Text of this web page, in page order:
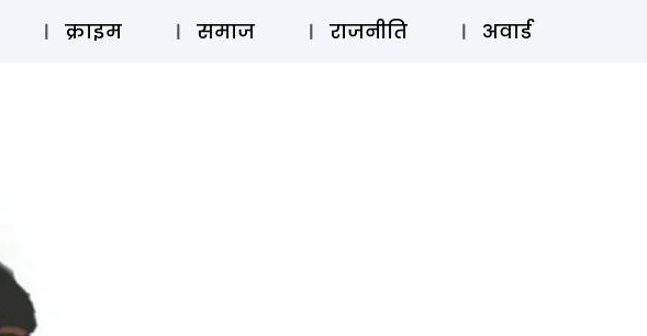
ऑडियो स्टोरी लॉग इन ⚲ SUBSCRIBE
क्राइम समाज राजनीति अवार्ड